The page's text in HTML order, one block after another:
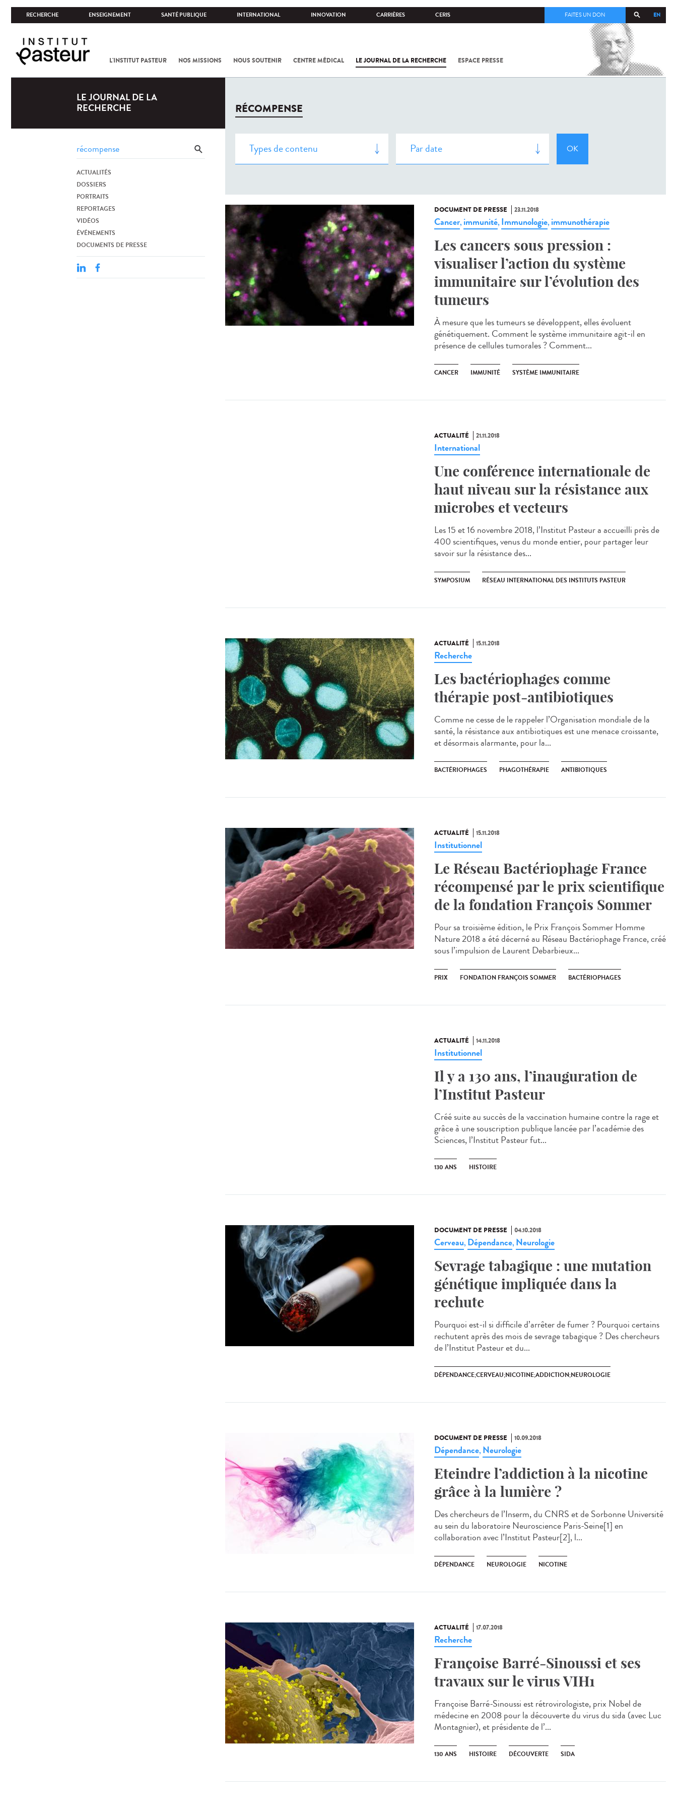
RECHERCHE ENSEIGNEMENT SANTÉ PUBLIQUE INTERNATIONAL INNOVATION CARRIÈRES CERIS EN
FAITES UN DON
L'INSTITUT PASTEUR NOS MISSIONS NOUS SOUTENIR CENTRE MÉDICAL LE JOURNAL DE LA RECHERCHE ESPACE PRESSE
COV-2 /
LE JOURNAL DE LA
RECHERCHE
ACTUALITÉS
DOSSIERS
PORTRAITS
REPORTAGES
VIDÉOS
ÉVÉNEMENTS
DOCUMENTS DE PRESSE
RÉCOMPENSE
DOCUMENT DE PRESSE 23.11.2018
Cancer, immunité, Immunologie, immunothérapie
Les cancers sous pression :
visualiser l’action du système
immunitaire sur l’évolution des
tumeurs
À mesure que les tumeurs se développent, elles évoluent
génétiquement. Comment le système immunitaire agit-il en
présence de cellules tumorales ? Comment...
CANCER IMMUNITÉ SYSTÈME IMMUNITAIRE
ACTUALITÉ 21.11.2018
International
Une conférence internationale de
haut niveau sur la résistance aux
microbes et vecteurs
Les 15 et 16 novembre 2018, l’Institut Pasteur a accueilli près de
400 scientifiques, venus du monde entier, pour partager leur
savoir sur la résistance des...
SYMPOSIUM RÉSEAU INTERNATIONAL DES INSTITUTS PASTEUR
ACTUALITÉ 15.11.2018
Recherche
Les bactériophages comme
thérapie post-antibiotiques
Comme ne cesse de le rappeler l’Organisation mondiale de la
santé, la résistance aux antibiotiques est une menace croissante,
et désormais alarmante, pour la...
BACTÉRIOPHAGES PHAGOTHÉRAPIE ANTIBIOTIQUES
ACTUALITÉ 15.11.2018
Institutionnel
Le Réseau Bactériophage France
récompensé par le prix scientifique
de la fondation François Sommer
Pour sa troisième édition, le Prix François Sommer Homme
Nature 2018 a été décerné au Réseau Bactériophage France, créé
sous l’impulsion de Laurent Debarbieux...
PRIX FONDATION FRANÇOIS SOMMER BACTÉRIOPHAGES
ACTUALITÉ 14.11.2018
Institutionnel
Il y a 130 ans, l’inauguration de
l’Institut Pasteur
Créé suite au succès de la vaccination humaine contre la rage et
grâce à une souscription publique lancée par l’académie des
Sciences, l’Institut Pasteur fut...
130 ANS HISTOIRE
DOCUMENT DE PRESSE 04.10.2018
Cerveau, Dépendance, Neurologie
Sevrage tabagique : une mutation
génétique impliquée dans la
rechute
Pourquoi est-il si difficile d’arrêter de fumer ? Pourquoi certains
rechutent après des mois de sevrage tabagique ? Des chercheurs
de l’Institut Pasteur et du...
DÉPENDANCE;CERVEAU;NICOTINE;ADDICTION;NEUROLOGIE
DOCUMENT DE PRESSE 10.09.2018
Dépendance, Neurologie
Eteindre l’addiction à la nicotine
grâce à la lumière ?
Des chercheurs de l’Inserm, du CNRS et de Sorbonne Université
au sein du laboratoire Neuroscience Paris-Seine[1] en
collaboration avec l’Institut Pasteur[2], l...
DÉPENDANCE NEUROLOGIE NICOTINE
ACTUALITÉ 17.07.2018
Recherche
Françoise Barré-Sinoussi et ses
travaux sur le virus VIH1
Françoise Barré-Sinoussi est rétrovirologiste, prix Nobel de
médecine en 2008 pour la découverte du virus du sida (avec Luc
Montagnier), et présidente de l’...
130 ANS HISTOIRE DÉCOUVERTE SIDA